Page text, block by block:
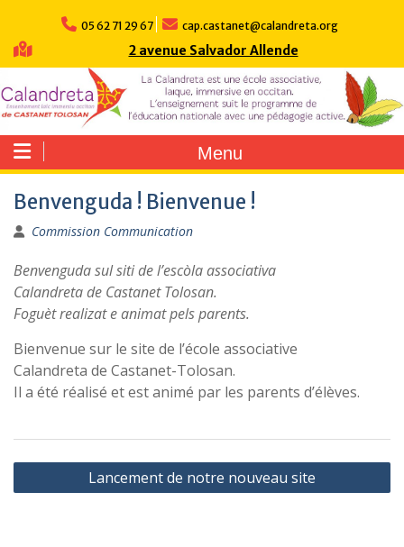
content
05 62 71 29 67 cap.castanet@calandreta.org
2 avenue Salvador Allende
Menu
Benvenguda ! Bienvenue !
Commission Communication
Benvenguda sul siti de l’escòla associativa
Calandreta de Castanet Tolosan.
Foguèt realizat e animat pels parents.
Bienvenue sur le site de l’école associative
Calandreta de Castanet-Tolosan.
Il a été réalisé et est animé par les parents d’élèves.
Navigation
de
Lancement de notre nouveau site